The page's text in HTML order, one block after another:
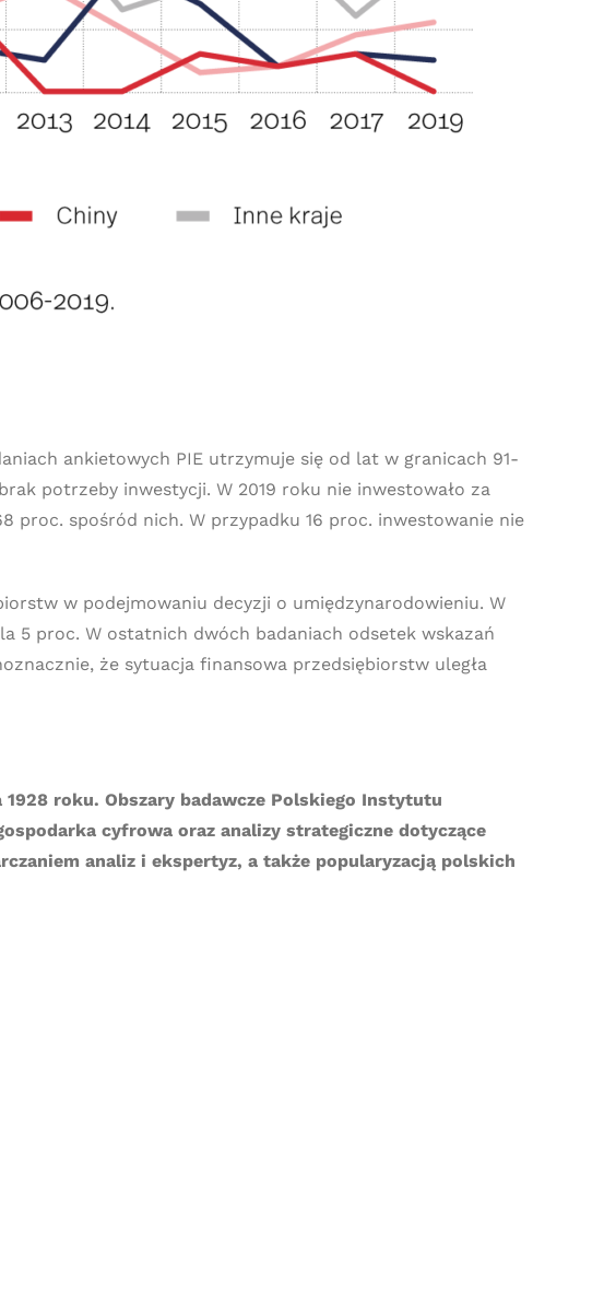
ankietowych PIE utrzymuje się od lat w granicach 91-
potrzeby inwestycji. W 2019 roku nie inwestowało za
proc. spośród nich. W przypadku 16 proc. inwestowanie nie
w podejmowaniu decyzji o umiędzynarodowieniu. W
5 proc. W ostatnich dwóch badaniach odsetek wskazań
że sytuacja finansowa przedsiębiorstw uległa
roku. Obszary badawcze Polskiego Instytutu
cyfrowa oraz analizy strategiczne dotyczące
analiz i ekspertyz, a także popularyzacją polskich